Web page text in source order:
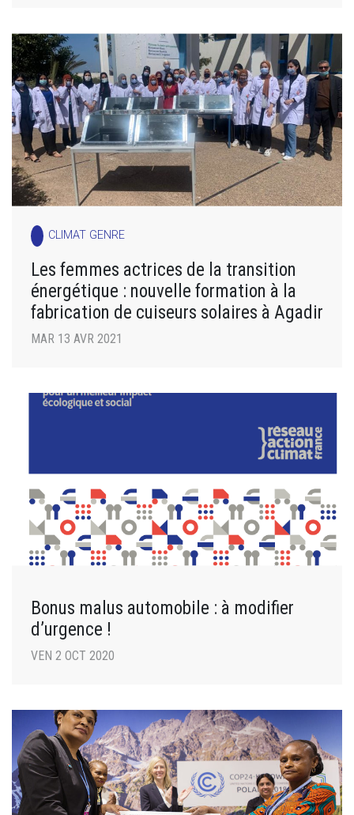
CLIMAT GENRE
Les femmes actrices de la transition
énergétique : nouvelle formation à la
fabrication de cuiseurs solaires à Agadir
MAR 13 AVR 2021
Bonus malus automobile : à modifier
d’urgence !
VEN 2 OCT 2020